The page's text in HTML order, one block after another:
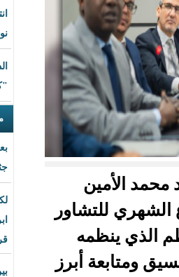
انتشال جثمان شاب
نواذيبو
الدرك يعلن ضبط
"كوش" وتوقيف
مختارات
بعد 38 يوما من
جثمان زوج وزيرة
لكل من تبحث عن حلم
ابروفيسورة تركية
قريباً!
بين الفلسفة وألم
للتشاور